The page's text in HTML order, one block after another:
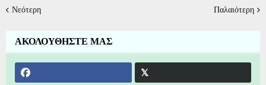
Νεότερη Παλαιότερη
ΑΚΟΛΟΥΘΗΣΤΕ ΜΑΣ